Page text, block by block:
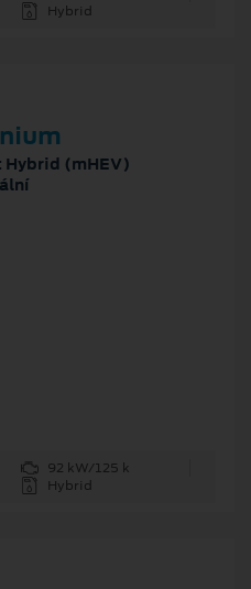
Hybrid
Hybrid (mHEV)
92 kW/125 k
Hybrid